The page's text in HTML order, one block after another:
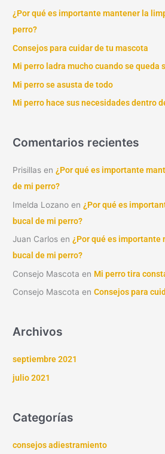
r
:
¿Por qué es importante mantener la
perro?
Consejos para cuidar de tu mascota
Mi perro ladra mucho cuando se queda
Mi perro se asusta de todo
Mi perro hace sus necesidades dentro
Comentarios recientes
Prisillas en¿Por qué es importante
de mi perro?
Imelda Lozano en¿Por qué es
bucal de mi perro?
Juan Carlos en¿Por qué es importante
bucal de mi perro?
Consejo Mascota en Mi perro tira
Consejo Mascota enConsejos para
Archivos
septiembre 2021
julio 2021
Categorías
consejos adiestramiento